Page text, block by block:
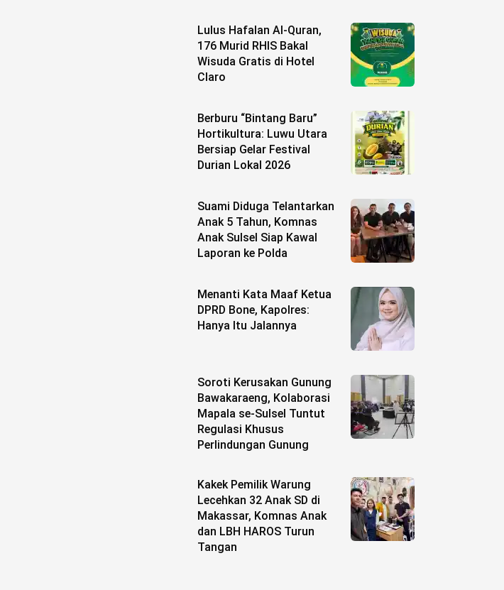
Lulus Hafalan Al-Quran,
176 Murid RHIS Bakal
Wisuda Gratis di Hotel
Claro
Berburu “Bintang Baru”
Hortikultura: Luwu Utara
Bersiap Gelar Festival
Durian Lokal 2026
Suami Diduga Telantarkan
Anak 5 Tahun, Komnas
Anak Sulsel Siap Kawal
Laporan ke Polda
Menanti Kata Maaf Ketua
DPRD Bone, Kapolres:
Hanya Itu Jalannya
Soroti Kerusakan Gunung
Bawakaraeng, Kolaborasi
Mapala se-Sulsel Tuntut
Regulasi Khusus
Perlindungan Gunung
Kakek Pemilik Warung
Lecehkan 32 Anak SD di
Makassar, Komnas Anak
dan LBH HAROS Turun
Tangan